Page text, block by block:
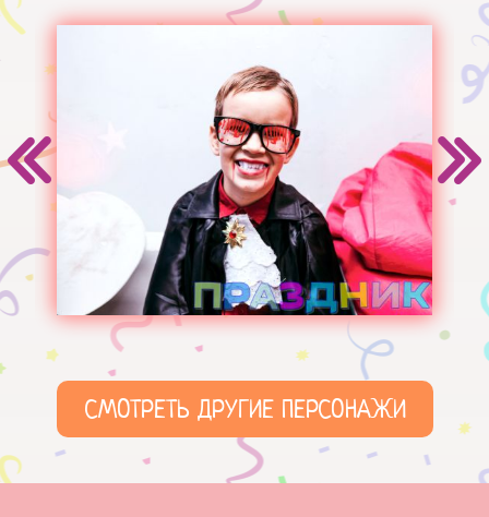
СМОТРЕТЬ ДРУГИЕ ПЕРСОНАЖИ